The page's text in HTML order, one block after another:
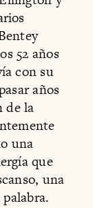
52 años
con su
años
de la
una
que
una